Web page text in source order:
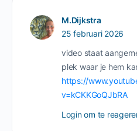
M.Dijkstra
25 februari 2026
video staat
plek waar je hem
https://
v=kCKKGoQJbRA
Login om te